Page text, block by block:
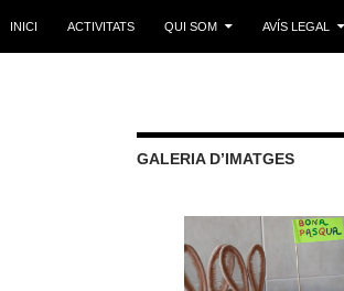
INICI ACTIVITATS QUI SOM AVÍS LEGAL
GALERIA D’IMATGES